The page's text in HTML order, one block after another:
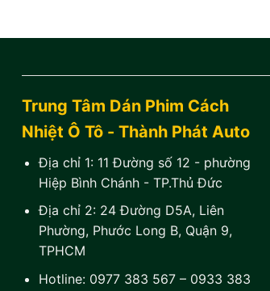
Trung Tâm Dán Phim Cách
Nhiệt Ô Tô - Thành Phát Auto
Địa chỉ 1: 11 Đường số 12 - phường
Hiệp Bình Chánh - TP.Thủ Đức
Địa chỉ 2: 24 Đường D5A, Liên
Phường, Phước Long B, Quận 9,
TPHCM
Hotline: 0977 383 567– 0933 383